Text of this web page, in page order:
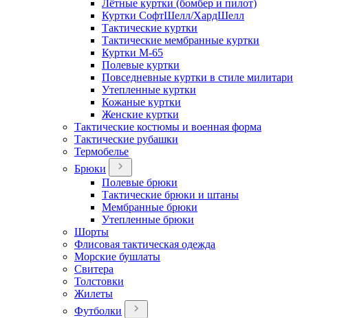
Лётные куртки (бомбер и пилот)
Куртки СофтШелл/ХардШелл
Тактические куртки
Тактические мембранные куртки
Куртки М-65
Полевые куртки
Повседневные куртки в стиле милитари
Утепленные куртки
Кожаные куртки
Женские куртки
Тактические костюмы и военная форма
Тактические рубашки
Термобелье
Брюки
Полевые брюки
Тактические брюки и штаны
Мембранные брюки
Утепленные брюки
Шорты
Флисовая тактическая одежда
Морские бушлаты
Свитера
Толстовки
Жилеты
Футболки